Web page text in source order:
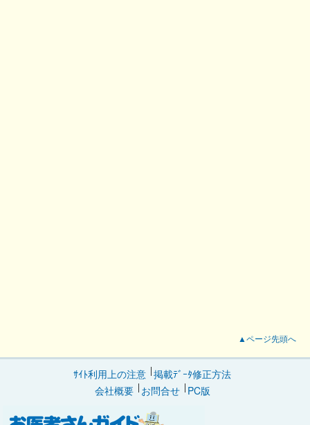
▲ページ先頭へ
ｻｲﾄ利用上の注意 掲載ﾃﾞｰﾀ修正方法
会社概要
お問合せ PC版